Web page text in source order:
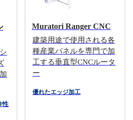
性
Muratori Ranger CNC
建築用途で使用される各
種産業パネルを専門で加
工する垂直型CNCルータ
ー
優れたエッジ加工